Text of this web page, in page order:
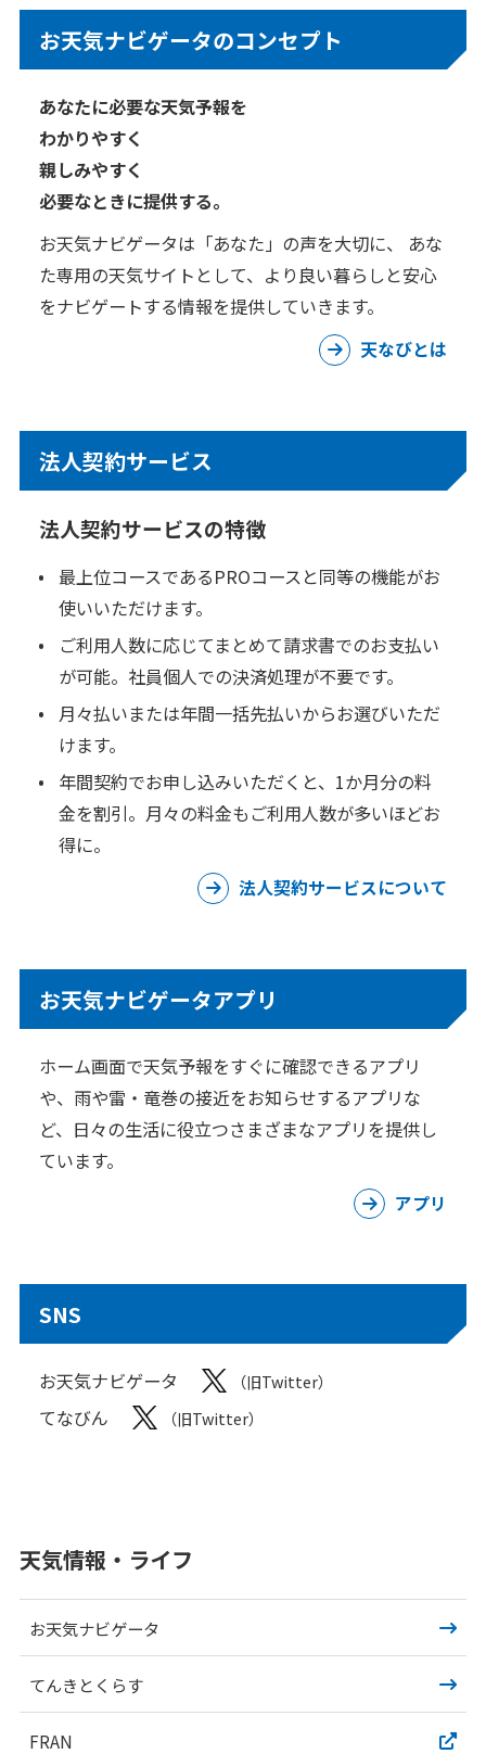
お天気ナビゲータのコンセプト
あなたに必要な天気予報を
わかりやすく
親しみやすく
必要なときに提供する。
お天気ナビゲータは「あなた」の声を大切に、 あな
た専用の天気サイトとして、より良い暮らしと安心
をナビゲートする情報を提供していきます。
天なびとは
法人契約サービス
法人契約サービスの特徴
最上位コースであるPROコースと同等の機能がお
使いいただけます。
ご利用人数に応じてまとめて請求書でのお支払い
が可能。社員個人での決済処理が不要です。
月々払いまたは年間一括先払いからお選びいただ
けます。
年間契約でお申し込みいただくと、1か月分の料
金を割引。月々の料金もご利用人数が多いほどお
得に。
法人契約サービスについて
お天気ナビゲータアプリ
ホーム画面で天気予報をすぐに確認できるアプリ
や、雨や雷・竜巻の接近をお知らせするアプリな
ど、日々の生活に役立つさまざまなアプリを提供し
ています。
アプリ
SNS
お天気ナビゲータ （旧Twitter）
てなびん （旧Twitter）
天気情報・ライフ
お天気ナビゲータ
てんきとくらす
FRAN